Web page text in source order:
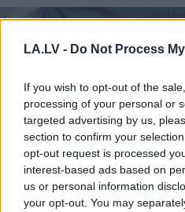
LA.LV - Do Not Process
If you wish to opt-out of the
processing of your personal or
targeted advertising by us,
section to confirm your
opt-out request is processed
interest-based ads based on
us or personal information
your opt-out. You may